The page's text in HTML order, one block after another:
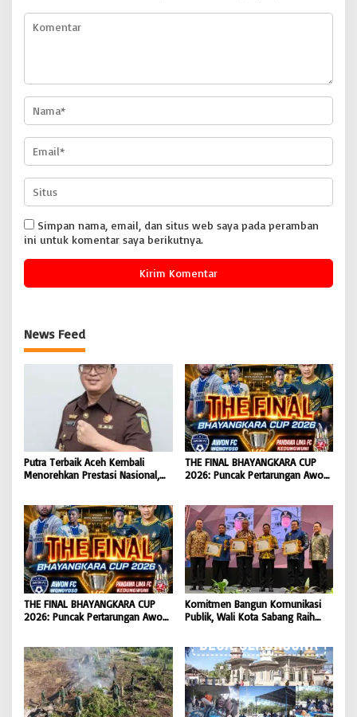
Simpan nama, email, dan situs web saya pada peramban
ini untuk komentar saya berikutnya.
News Feed
Putra Terbaik Aceh Kembali
Menorehkan Prestasi Nasional,
Koordinator JAM Pidum
Kejaksaan Agung RI |
BONGKAR’Perkara.com
THE FINAL BHAYANGKARA CUP
2026: Puncak Pertarungan Awon
Mengguncang Stadion Widya
Manggala Krida
THE FINAL BHAYANGKARA CUP
2026: Puncak Pertarungan Awon
Mengguncang Stadion Widya
Manggala Krida
Komitmen Bangun Komunikasi
Publik, Wali Kota Sabang Raih